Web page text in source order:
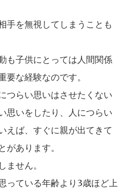
手を無視してしまうことも
も子供にとっては人間関係
要な経験なのです。
つらい思いはさせたくない
思いをしたり、人につらい
えば、すぐに親が出てきて
があります。
ません。
っている年齢より3歳ほど上